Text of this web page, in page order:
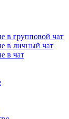
в групповой чат
в личный чат
в чат